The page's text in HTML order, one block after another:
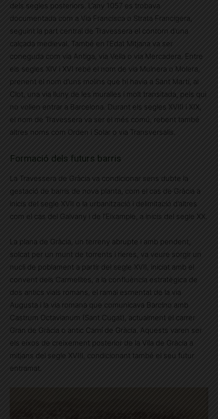
dels segles posteriors. L’any 1057 es trobava
documentada com a Via Francisca o Strata Francigera,
seguint la part central de Travessera el contorn d’una
calçada medieval. També en l’Edat Mitjana va ser
coneguda com via Antiga, via Vella o via Mercadera. Entre
els segles XIV i XVI rebé el nom de via Mulnera o Molera,
prenent el nom d’uns molins que hi havia a Sant Martí, al
Clot, una via lluny de les muralles i molt transitada, pels qui
no volien entrar a Barcelona. Durant els segles XVIII i XIX,
el nom de Travessera va ser el més comú, rebent també
altres noms com Orden i Solar o via Transversalis.
Formació dels futurs barris
La Travessera de Gràcia va condicionar sens dubte la
gestació de barris de nova planta, com el cas de Gràcia a
inicis del segle XVII o la urbanització i delimitació d’altres
com el cas del Galvany i de l’Eixample, a inicis del segle XX.
La plana de Gràcia, un terreny abrupte i amb pendent,
solcat per un munt de torrents i rieres, va veure sorgir un
nucli de poblament a partir del segle XVII, iniciat amb el
convent dels Carmelites, a la confluència estratègica de
dos antics vials romans, el ramal esmentat de la via
Augusta i la via romana que comunicava Barcino amb
Castrum Octavianum (Sant Cugat), actualment el carrer
Gran de Gràcia o antic Camí de Gràcia. Aquests varen ser
els eixos de creixement posterior de la Vila de Gràcia a
mitjans del segle XVIII, condicionant també el seu futur
entramat.